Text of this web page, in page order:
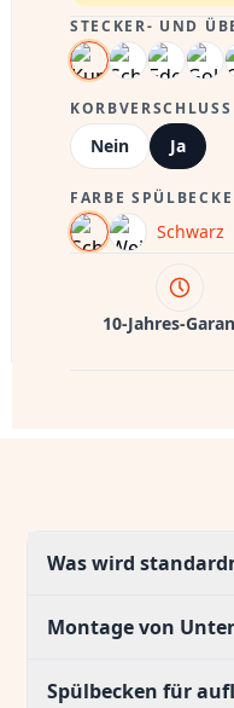
STECKER- UND
Nein Ja
FARBE
Schwarz
10-Jahres-
Was wird
Montage von
Spülbecken für